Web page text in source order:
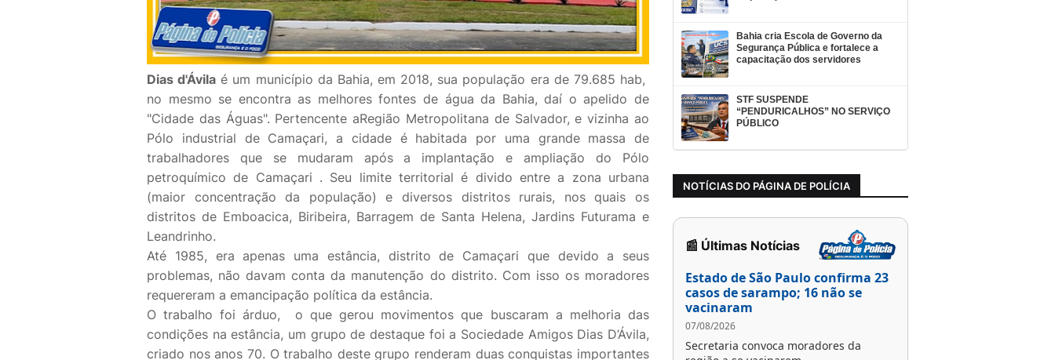
Dias d'Ávila é um município da Bahia, em 2018, sua população era de 79.685 hab,
no mesmo se encontra as melhores fontes de água da Bahia, daí o apelido de
"Cidade das Águas". Pertencente aRegião Metropolitana de Salvador, e vizinha ao
Pólo industrial de Camaçari, a cidade é habitada por uma grande massa de
trabalhadores que se mudaram após a implantação e ampliação do Pólo
petroquímico de Camaçari . Seu limite territorial é divido entre a zona urbana
(maior concentração da população) e diversos distritos rurais, nos quais os
distritos de Emboacica, Biribeira, Barragem de Santa Helena, Jardins Futurama e
Leandrinho.
Até 1985, era apenas uma estância, distrito de Camaçari que devido a seus
problemas, não davam conta da manutenção do distrito. Com isso os moradores
requereram a emancipação política da estância.
O trabalho foi árduo, o que gerou movimentos que buscaram a melhoria das
condições na estância, um grupo de destaque foi a Sociedade Amigos Dias D’Ávila,
criado nos anos 70. O trabalho deste grupo renderam duas conquistas importantes
Bahia cria Escola de Governo da
Segurança Pública e fortalece a
capacitação dos servidores
STF SUSPENDE
“PENDURICALHOS” NO SERVIÇO
PÚBLICO
NOTÍCIAS DO PÁGINA DE POLÍCIA
📰 Últimas Notícias
Estado de São Paulo confirma 23
casos de sarampo; 16 não se
vacinaram
07/08/2026
Secretaria convoca moradores da